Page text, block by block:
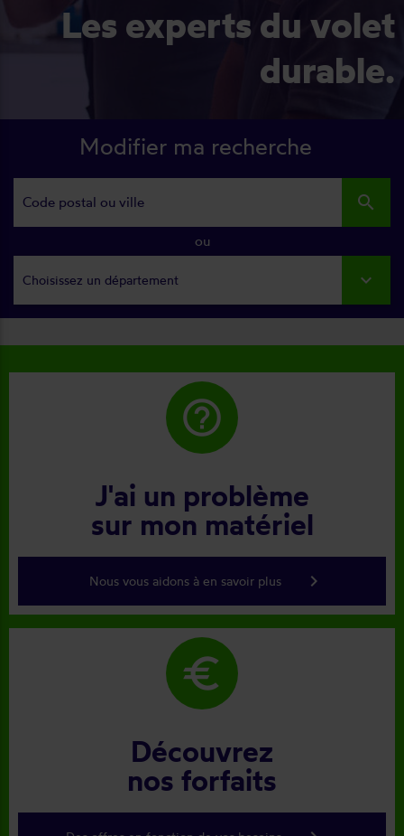
Les experts du volet
durable.
Modifier ma recherche
search
ou
Choisissez un département
help_outline
J'ai un problème
sur mon matériel
Nous vous aidons à en savoir plus keyboard_arrow_right
euro
Découvrez
nos forfaits